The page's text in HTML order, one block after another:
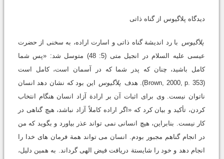
دیدگاه پلاگیوس از گناه ذاتی
پلاگیوس با رد اندیشة گناه ذاتی و اسارت اراده، به سخنی از حضرت
عیسی علیه السلام در انجیل متی (5: 48) متوسل شد: «پس شما
کامل باشید، چنان که پدر شما که در آسمان است، کامل است
(Brown, 2000, p. 353). هدف
پلاگیوس
این بود که نشان دهد انسان
ناتوان نیست. وی برای اثبات آن بر ارادة آزاد انسان هنگام انتخاب
کردن، تأکید و بیان کرد که «اگر اراده کاملاً آزاد نباشد، هیچ گناهی در
کار نیست. بنابراین، هیچ انسانی نمی تواند عذر بیاورد و بگوید که من
در انجام گناهم مجبور بودم. انسان می تواند همة فرمان های خدا را
انجام دهد و خود را شایستة دریافت فیض الهی گرداند. به همین دلیل،